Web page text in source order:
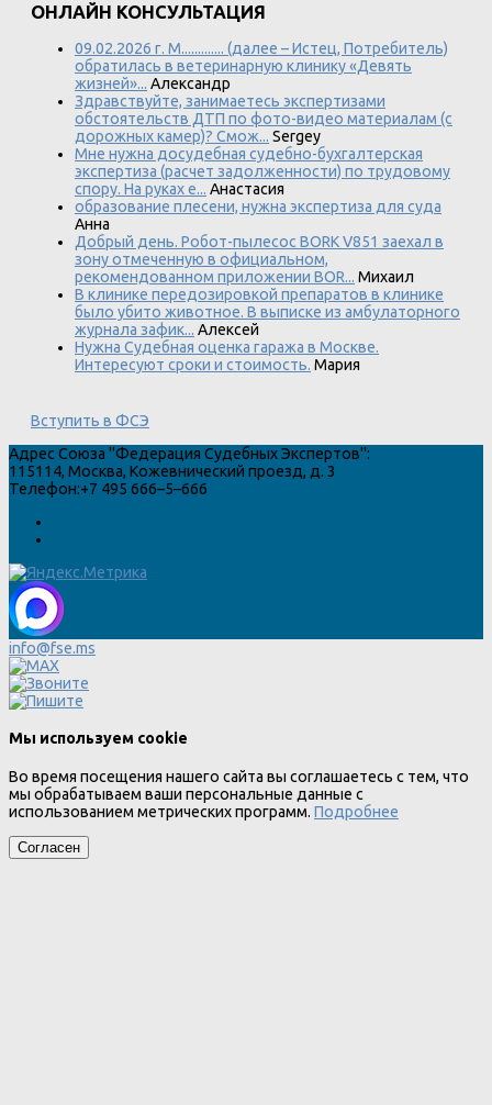
ОНЛАЙН КОНСУЛЬТАЦИЯ
09.02.2026 г. М............. (далее – Истец, Потребитель)
обратилась в ветеринарную клинику «Девять
жизней»... Александр
Здравствуйте, занимаетесь экспертизами
обстоятельств ДТП по фото-видео материалам (с
дорожных камер)? Смож... Sergey
Мне нужна досудебная судебно-бухгалтерская
экспертиза (расчет задолженности) по трудовому
спору. На руках е... Анастасия
образование плесени, нужна экспертиза для суда
Анна
Добрый день. Робот-пылесос BORK V851 заехал в
зону отмеченную в официальном,
рекомендованном приложении BOR... Михаил
В клинике передозировкой препаратов в клинике
было убито животное. В выписке из амбулаторного
журнала зафик... Алексей
Нужна Судебная оценка гаража в Москве.
Интересуют сроки и стоимость. Мария
Вступить в ФСЭ
Адрес Союза "Федерация Судебных Экспертов":
115114, Москва, Кожевнический проезд, д. 3
Телефон:+7 495 666–5–666
info@fse.ms
Мы используем cookie
Во время посещения нашего сайта вы соглашаетесь с тем, что
мы обрабатываем ваши персональные данные с
использованием метрических программ. Подробнее
Согласен